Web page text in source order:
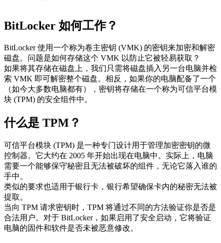
BitLocker 如何工作？
BitLocker 使用一个称为卷主密钥 (VMK) 的密钥来加密和解密
磁盘。问题是如何存储这个 VMK 以防止它被轻易获取？
如果将其存储在磁盘上，我们只需将磁盘插入另一台电脑并检
索 VMK 即可解密整个磁盘。相反，如果你的电脑配备了一个
（如今大多数电脑都有），密钥将存储在一个称为可信平台模
块 (TPM) 的安全组件中。
什么是 TPM？
可信平台模块 (TPM) 是一种专门设计用于管理加密密钥的微
控制器。它大约在 2005 年开始出现在电脑中。实际上，电脑
需要一个能够保守秘密且无法被破坏的组件，无论它落入谁的
手中。
类似的要求也适用于银行卡，银行希望确保卡内的秘密无法被
提取。
当向 TPM 请求密钥时，TPM 将通过不同的方法验证你是否是
合法用户。对于 BitLocker，如果启用了安全启动，它将验证
电脑的固件和软件是否未被恶意修改。